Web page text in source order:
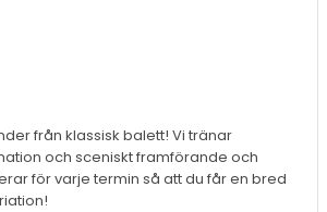
från klassisk balett! Vi tränar
och sceniskt framförande och
för varje termin så att du får en bred